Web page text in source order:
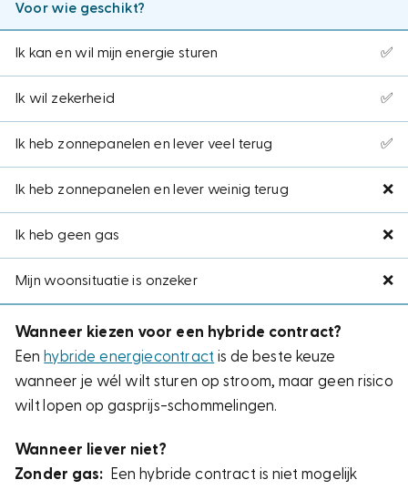
Voor wie geschikt?
Ik kan en wil mijn energie sturen ✅
Ik wil zekerheid ✅
Ik heb zonnepanelen en lever veel terug ✅
Ik heb zonnepanelen en lever weinig terug ❌
Ik heb geen gas ❌
Mijn woonsituatie is onzeker ❌
Wanneer kiezen voor een hybride contract?
Een hybride energiecontract is de beste keuze
wanneer je wél wilt sturen op stroom, maar geen risico
wilt lopen op gasprijs-schommelingen.
Wanneer liever niet?
Zonder gas:
Een hybride contract is niet mogelijk